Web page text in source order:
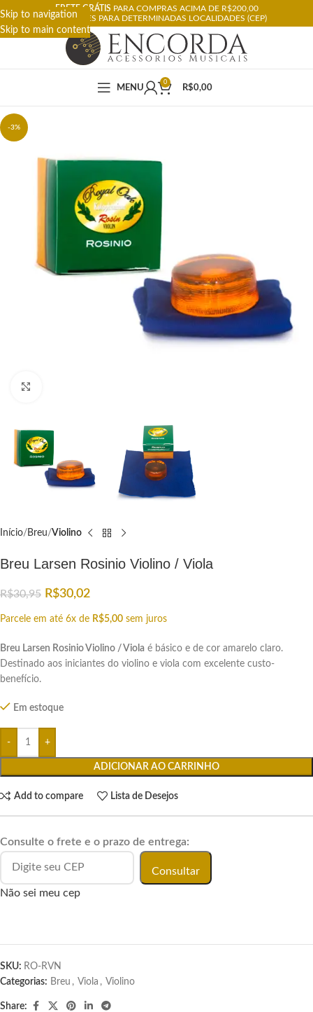
Skip to navigation
Skip to main content
FRETE GRÁTIS PARA COMPRAS ACIMA DE R$200,00
RESTRIÇÕES PARA DETERMINADAS LOCALIDADES (CEP)
MENU
0
R$0,00
-3%
Início Breu Violino
Breu Larsen Rosinio Violino / Viola
R$30,95 R$30,02
Parcele em até 6x de R$5,00 sem juros
Breu Larsen Rosinio Violino / Viola é básico e de cor amarelo claro.
Destinado aos iniciantes do violino e viola com excelente custo-
benefício.
Em estoque
ADICIONAR AO CARRINHO
Add to compare Lista de Desejos
Consulte o frete e o prazo de entrega:
Consultar
Não sei meu cep
SKU: RO-RVN
Categorias: Breu , Viola , Violino
Share: